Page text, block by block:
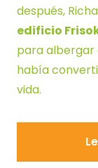
después,
edificio
para albergar
había
vida.